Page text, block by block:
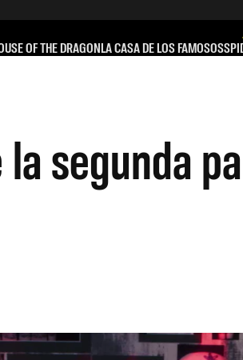
OF THE DRAGONLA CASA DE LOS FAMOSOS
segunda